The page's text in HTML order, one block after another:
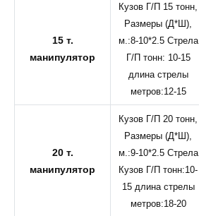
15 т.
манипулятор
Кузов Г/П 15 тонн,
Размеры (Д*Ш),
м.:8-10*2.5 Стрела
Г/П тонн: 10-15
длина стрелы
метров:12-15
20 т.
манипулятор
Кузов Г/П 20 тонн,
Размеры (Д*Ш),
м.:9-10*2.5 Стрела
Кузов Г/П тонн:10-
15 длина стрелы
метров:18-20